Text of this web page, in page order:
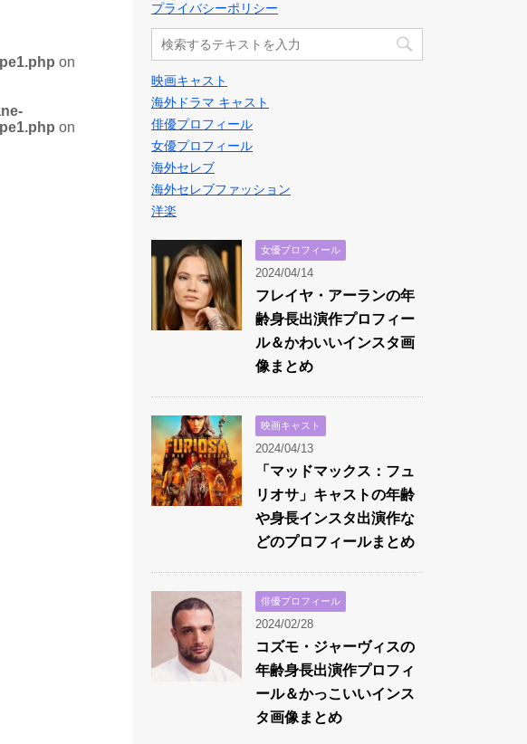
on
on
プライバシーポリシー
映画キャスト
海外ドラマ キャスト
俳優プロフィール
女優プロフィール
海外セレブ
海外セレブファッション
洋楽
女優プロフィール
2024/04/14
フレイヤ・アーランの年
齢身長出演作プロフィー
ル＆かわいいインスタ画
像まとめ
映画キャスト
2024/04/13
「マッドマックス：フュ
リオサ」キャストの年齢
や身長インスタ出演作な
どのプロフィールまとめ
俳優プロフィール
2024/02/28
コズモ・ジャーヴィスの
年齢身長出演作プロフィ
ール＆かっこいいインス
タ画像まとめ